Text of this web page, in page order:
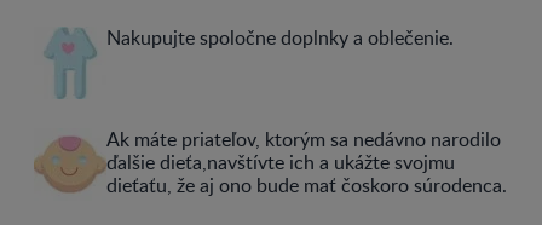
Nakupujte spoločne doplnky a oblečenie.
Ak máte priateľov, ktorým sa nedávno narodilo
ďalšie dieťa,navštívte ich a ukážte svojmu
dieťaťu, že aj ono bude mať čoskoro súrodenca.